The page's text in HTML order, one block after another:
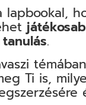
lapbookal,
.
Ti is,